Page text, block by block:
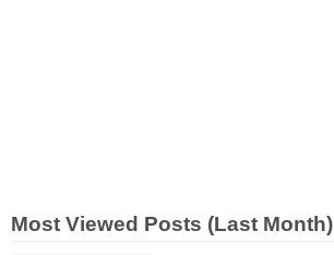
Most Viewed Posts (Last Month)